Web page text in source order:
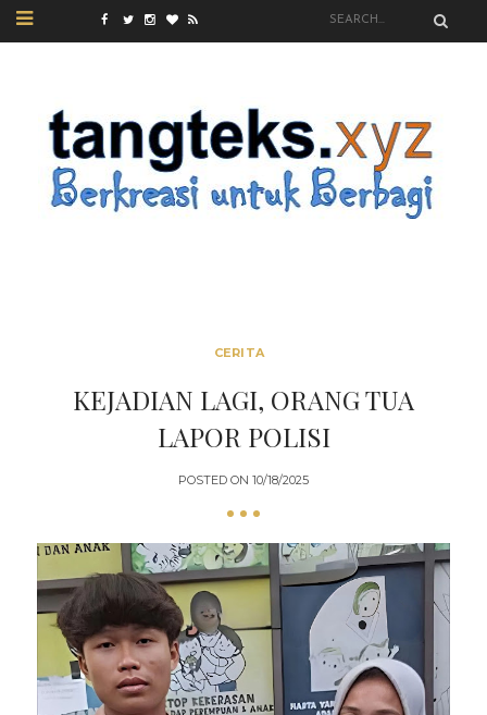
CERITA
KEJADIAN LAGI, ORANG TUA
LAPOR POLISI
POSTED ON 10/18/2025